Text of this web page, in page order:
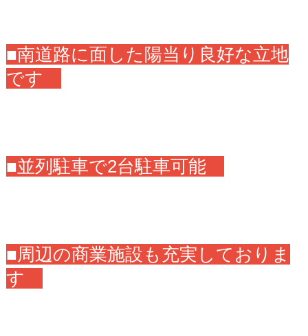
■南道路に面した陽当り良好な立地
です
■並列駐車で2台駐車可能
■周辺の商業施設も充実しておりま
す